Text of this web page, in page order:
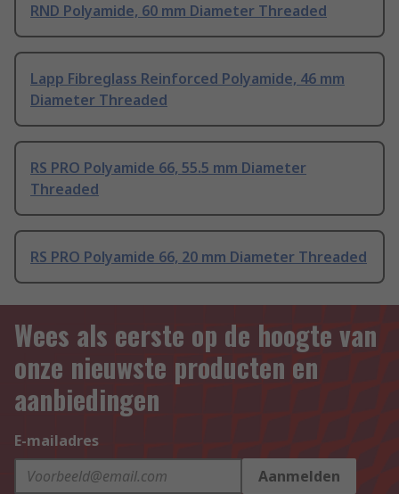
RND Polyamide, 60 mm Diameter Threaded
Lapp Fibreglass Reinforced Polyamide, 46 mm
Diameter Threaded
RS PRO Polyamide 66, 55.5 mm Diameter
Threaded
RS PRO Polyamide 66, 20 mm Diameter Threaded
Wees als eerste op de hoogte van
onze nieuwste producten en
aanbiedingen
E-mailadres
Aanmelden